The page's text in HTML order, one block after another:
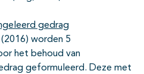
gedrag
(2016) worden 5
het behoud van
geformuleerd. Deze met